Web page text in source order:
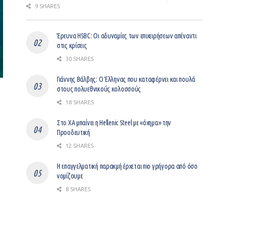
9 SHARES
Έρευνα HSBC: Οι αδυναμίες των επιχειρήσεων απέναντι
στις κρίσεις
30 SHARES
Γιάννης Βάλβης: O Έλληνας που καταφέρνει και πουλά
στους πολυεθνικούς κολοσσούς
18 SHARES
Στο ΧΑ μπαίνει η Hellenic Steel με «όχημα» την
Προοδευτική
12 SHARES
Η επαγγελματική παρακμή έρχεται πιο γρήγορα από όσο
νομίζουμε
8 SHARES